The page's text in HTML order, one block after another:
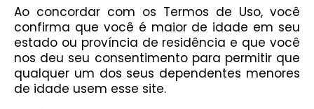
Ao concordar com os Termos de Uso, você
confirma que você é maior de idade em seu
estado ou província de residência e que você
nos deu seu consentimento para permitir que
qualquer um dos seus dependentes menores
de idade usem esse site.